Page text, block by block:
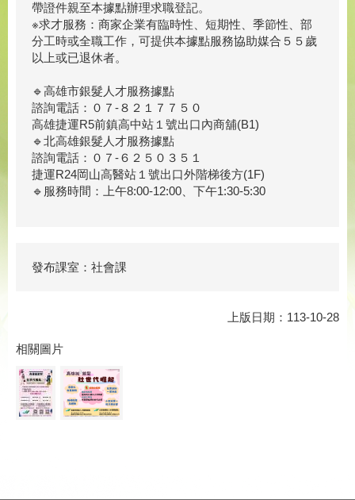
帶證件親至本據點辦理求職登記。
※求才服務：商家企業有臨時性、短期性、季節性、部
分工時或全職工作，可提供本據點服務協助媒合５５歲
以上或已退休者。
🔹高雄市銀髮人才服務據點
諮詢電話：０７-８２１７７５０
高雄捷運R5前鎮高中站１號出口內商舖(B1)
🔹北高雄銀髮人才服務據點
諮詢電話：０７-６２５０３５１
捷運R24岡山高醫站１號出口外階梯後方(1F)
🔹服務時間：上午8:00-12:00、下午1:30-5:30
發布課室：社會課
上版日期：113-10-28
相關圖片